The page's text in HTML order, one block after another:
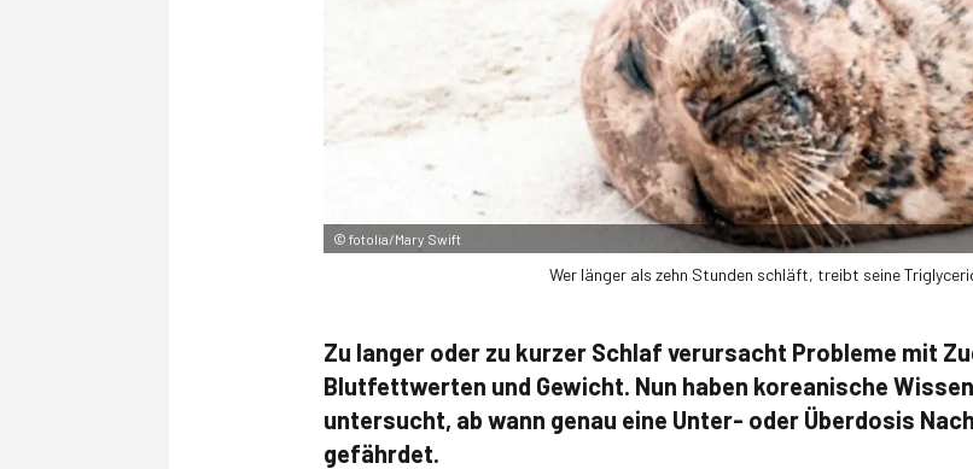
© fotolia/Mary Swift
Wer länger als zehn Stunden schläft, treibt seine
Zu langer oder zu kurzer Schlaf verursacht Probleme mit
Blutfettwerten und Gewicht. Nun haben koreanische
untersucht, ab wann genau eine Unter- oder Überdosis
gefährdet.